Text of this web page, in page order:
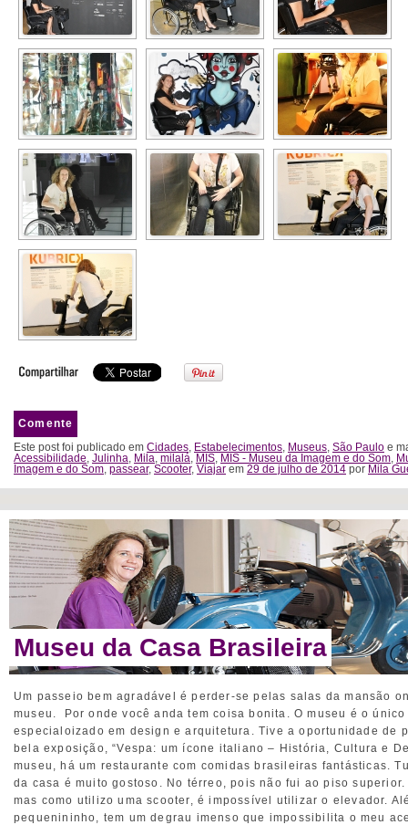
Comente
Este post foi publicado em Cidades, Estabelecimentos, Museus, São Paulo e
Acessibilidade, Julinha, Mila, milalá, MIS, MIS - Museu da Imagem e do Som,
Imagem e do Som, passear, Scooter, Viajar em 29 de julho de 2014 por Mila
Museu da Casa Brasileira
Um passeio bem agradável é perder-se pelas salas da mansão
museu. Por onde você anda tem coisa bonita. O museu é o
especialoizado em design e arquitetura. Tive a oportunidade de
bela exposição, “Vespa: um ícone italiano – História, Cultura e
museu, há um restaurante com comidas brasileiras fantásticas.
da casa é muito gostoso. No térreo, pois não fui ao piso
mas como utilizo uma scooter, é impossível utilizar o elevador.
pequenininho, tem um degrau imenso que impossibilita o meu